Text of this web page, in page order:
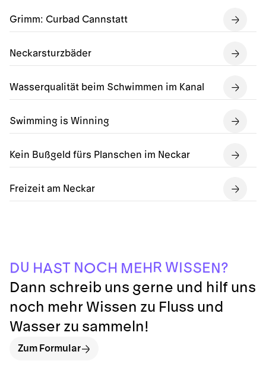
Grimm: Curbad Cannstatt
Neckarsturzbäder
Wasserqualität beim Schwimmen im Kanal
Swimming is Winning
Kein Bußgeld fürs Planschen im Neckar
Freizeit am Neckar
DU HAST NOCH ME H R WISSEN?
Dann schreib uns gerne und hilf uns
noch mehr Wissen zu Fluss und
Wasser zu sammeln!
Zum Formular